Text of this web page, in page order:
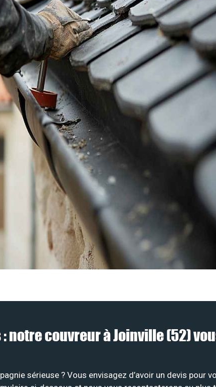
notre couvreur à Joinville (52)
sérieuse ? Vous envisagez d’avoir un devis pour